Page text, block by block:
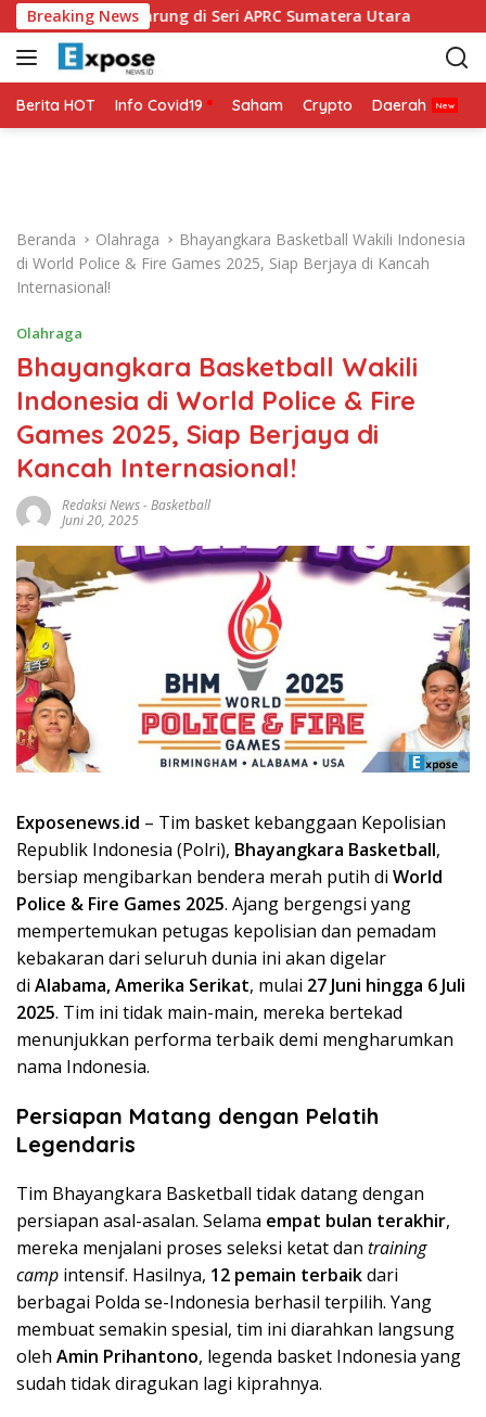
a
g
u
Breaking News
Siap Bertarung di Seri APRC Sumatera Utara
Berita HOT Info Covid19 Saham Crypto Daerah
Beranda Olahraga
Bhayangkara Basketball Wakili Indonesia
di World Police & Fire Games 2025, Siap Berjaya di Kancah
Internasional!
Olahraga
Bhayangkara Basketball Wakili
Indonesia di World Police & Fire
Games 2025, Siap Berjaya di
Kancah Internasional!
Redaksi News-Basketball
Juni 20, 2025
Exposenews.id – Tim basket kebanggaan Kepolisian
Republik Indonesia (Polri), Bhayangkara Basketball,
bersiap mengibarkan bendera merah putih di World
Police & Fire Games 2025. Ajang bergengsi yang
mempertemukan petugas kepolisian dan pemadam
kebakaran dari seluruh dunia ini akan digelar
di Alabama, Amerika Serikat, mulai 27 Juni hingga 6 Juli
2025. Tim ini tidak main-main, mereka bertekad
menunjukkan performa terbaik demi mengharumkan
nama Indonesia.
Persiapan Matang dengan Pelatih
Legendaris
Tim Bhayangkara Basketball tidak datang dengan
persiapan asal-asalan. Selama empat bulan terakhir,
mereka menjalani proses seleksi ketat dan training
camp intensif. Hasilnya, 12 pemain terbaikdari
berbagai Polda se-Indonesia berhasil terpilih. Yang
membuat semakin spesial, tim ini diarahkan langsung
oleh Amin Prihantono, legenda basket Indonesia yang
sudah tidak diragukan lagi kiprahnya.